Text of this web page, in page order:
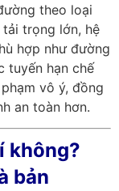
theo loại
trọng lớn, hệ
hợp như đường
tuyến hạn chế
vô ý, đồng
an toàn hơn.
không?
bản